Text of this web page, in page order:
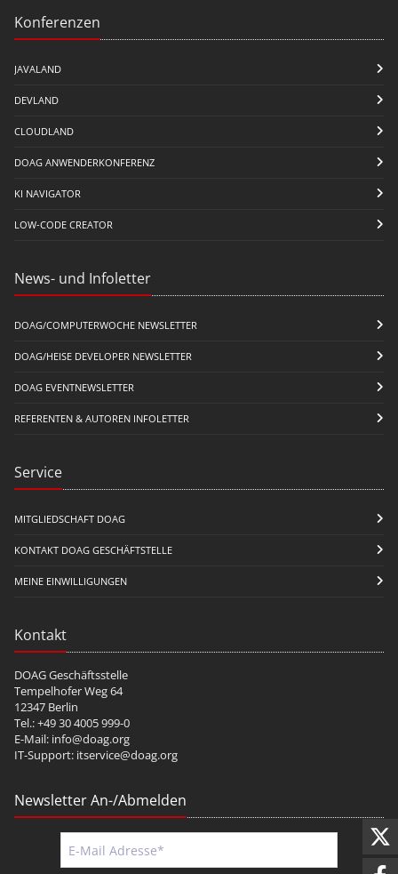
Konferenzen
JAVALAND
DEVLAND
CLOUDLAND
DOAG ANWENDERKONFERENZ
KI NAVIGATOR
LOW-CODE CREATOR
News- und Infoletter
DOAG/COMPUTERWOCHE NEWSLETTER
DOAG/HEISE DEVELOPER NEWSLETTER
DOAG EVENTNEWSLETTER
REFERENTEN & AUTOREN INFOLETTER
Service
MITGLIEDSCHAFT DOAG
KONTAKT DOAG GESCHÄFTSTELLE
MEINE EINWILLIGUNGEN
Kontakt
DOAG Geschäftsstelle
Tempelhofer Weg 64
12347 Berlin
Tel.: +49 30 4005 999-0
E-Mail: info@doag.org
IT-Support: itservice@doag.org
Newsletter An-/Abmelden